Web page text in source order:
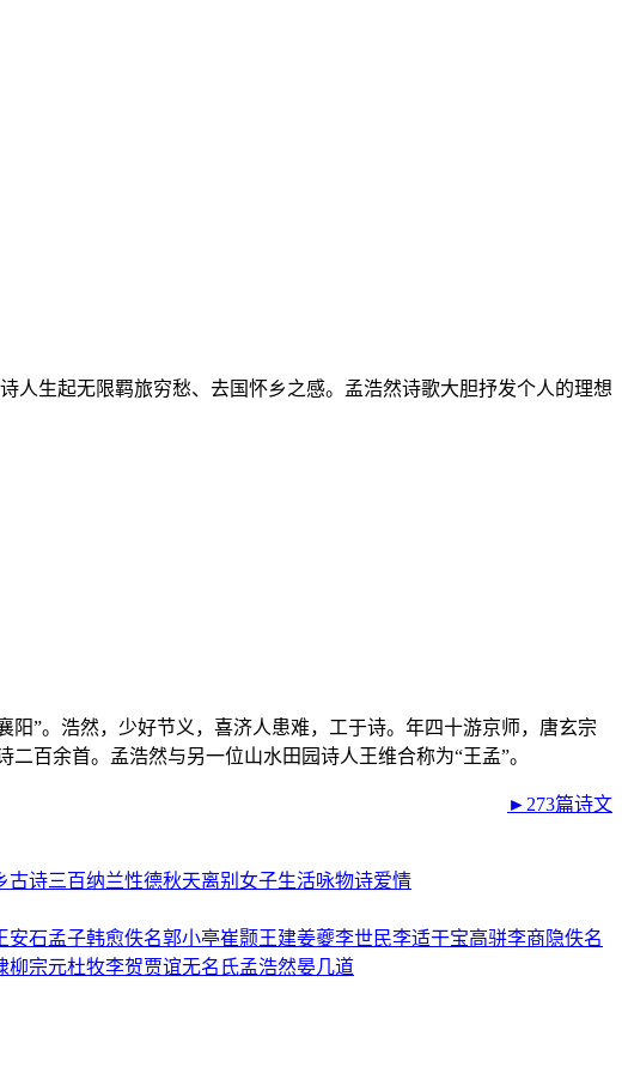
人生起无限羁旅穷愁、去国怀乡之感。孟浩然诗歌大胆抒发个人的理想
”。浩然，少好节义，喜济人患难，工于诗。年四十游京师，唐玄宗
百余首。孟浩然与另一位山水田园诗人王维合称为“王孟”。
►273篇诗文
古诗三百纳兰性德秋天离别 女子生活咏物诗爱情
安石孟子韩愈佚名郭小亭崔颢王建姜夔李世民李适干宝高骈李商隐佚名
柳宗元杜牧李贺贾谊无名氏孟浩然晏几道